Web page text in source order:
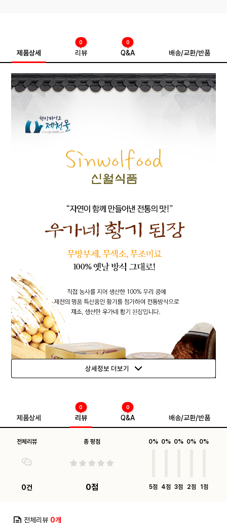
제품상세 리뷰
0
Q&A
0
배송/교환/반품
상세정보 더보기
제품상세 리뷰
0
Q&A
0
배송/교환/반품
전체리뷰
0건
총 평점
0점
0%
5점
0%
4점
0%
3점
0%
2점
0%
1점
전체리뷰 0개